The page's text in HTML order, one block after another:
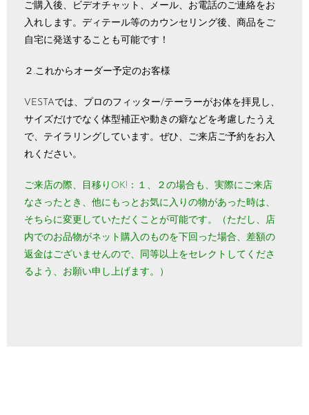
ご購入後、ビデオチャット、メール、お電話のご連絡をお
入れします。ディテール等のカウンセリング後、商品をご
自宅に発送することも可能です！
２.これからオーダー予定のお客様
VESTAでは、プロのフィッター/テーラーがお体を拝見し、
サイズだけでなく体型補正や動きの癖などを考慮したうえ
で、テイラリングしています。ぜひ、ご来店ご予約をお入
れください。
ご来店の際、目移りOK!：１、２の場合も、実際にご来店
なさったとき、他にもっとお気に入りの物があった時は、
そちらに変更していただくことが可能です。（ただし、店
内でのお品物がネット購入のものを下回った場合、差額の
返金はございませんので、同等以上をセレクトしてくださ
るよう、お願い申し上げます。）